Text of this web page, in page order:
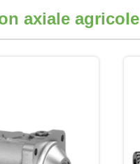
axiale agricole